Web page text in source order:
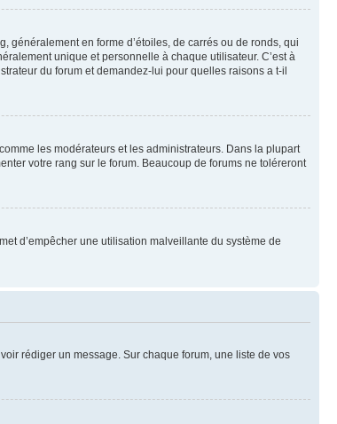
généralement en forme d’étoiles, de carrés ou de ronds, qui
unique et personnelle à chaque utilisateur. C’est à
du forum et demandez-lui pour quelles raisons a t-il
les modérateurs et les administrateurs. Dans la plupart
votre rang sur le forum. Beaucoup de forums ne toléreront
d’empêcher une utilisation malveillante du système de
rédiger un message. Sur chaque forum, une liste de vos